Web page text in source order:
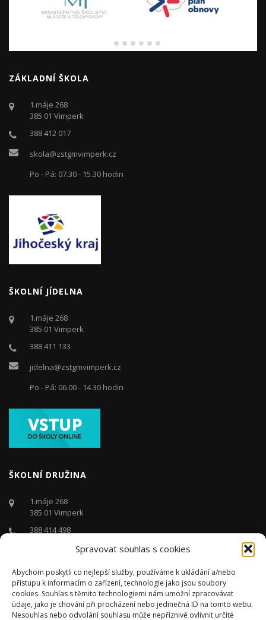
Spravovat souhlas s cookies
Abychom poskytli co nejlepší služby, používáme k ukládání a/nebo
přístupu k informacím o zařízení, technologie jako jsou soubory
cookies. Souhlas s těmito technologiemi nám umožní zpracovávat
údaje, jako je chování při procházení nebo jedinečná ID na tomto webu.
Nesouhlas nebo odvolání souhlasu může nepříznivě ovlivnit určité
ZÁKLADNÍ ŠKOLA
1.máje 268
385 01 Vimperk
388 412 017
skola@zstgmvimperk.cz
Po - Pá: 07.30 - 15.30 hodin
ŠKOLNÍ JÍDELNA
1.máje 268
385 01 Vimperk
388 411 133
jidelna@zstgmvimperk.cz
Po - Pá: 06.00 - 14.30 hodin
ŠKOLNÍ DRUŽINA
1.máje 268
385 01 Vimperk
388 414 498
druzina@zstgmvimperk.cz
Po - Pá: 06.00 - 16:00 hodin